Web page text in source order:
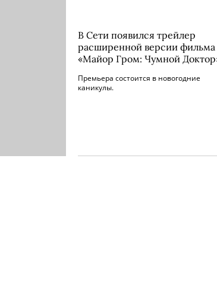
В Сети появился трейлер
расширенной версии фильма
«Майор Гром: Чумной
Премьера состоится в новогодние
каникулы.